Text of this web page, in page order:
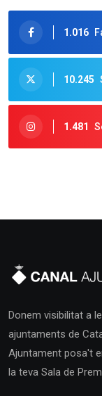
1.016
10.245
1.481
Donem visibilitat a
ajuntaments de
Ajuntament posa't
la teva Sala de